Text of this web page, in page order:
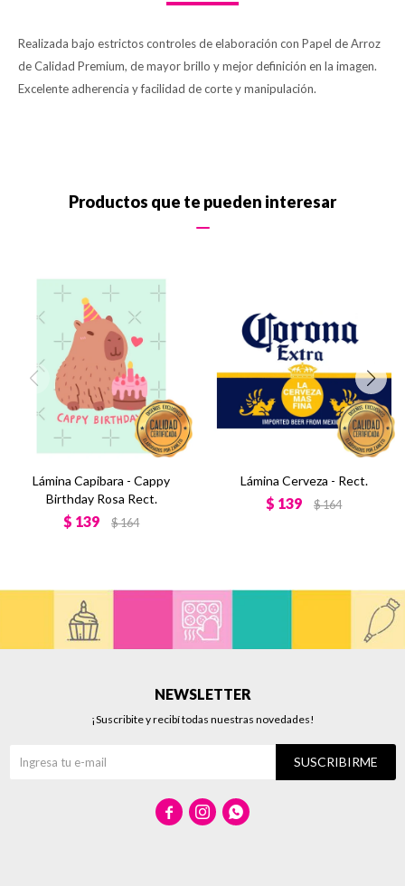
Realizada bajo estrictos controles de elaboración con Papel de Arroz
de Calidad Premium, de mayor brillo y mejor definición en la imagen.
Excelente adherencia y facilidad de corte y manipulación.
Productos que te pueden interesar
Lámina Capibara - Cappy
Birthday Rosa Rect.
$ 139 $164
Lámina Cerveza - Rect.
$ 139 $164
NEWSLETTER
¡Suscribite y recibí todas nuestras novedades!
SUSCRIBIRME
  